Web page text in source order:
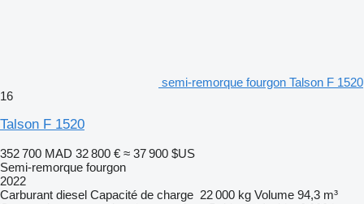
semi-remorque fourgon Talson F 1520
16
Talson F 1520
352 700 MAD 32 800 € ≈ 37 900 $US
Semi-remorque fourgon
2022
Carburant diesel Capacité de charge 22 000 kg Volume 94,3 m³